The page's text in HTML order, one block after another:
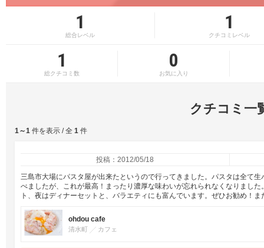
1
総合レベル
1
クチコミレベル
1
総クチコミ数
0
お気に入り
クチコミ一
1～1 件を表示 / 全 1 件
投稿：2012/05/18
三島市大場にパスタ屋が出来たというので行ってきました。パスタは全て
べましたが、これが最高！まったり濃厚な味わいが忘れられなくなりまし
ト、夜はディナーセットと、バラエティにも富んでいます。ぜひお勧め！
ohdou cafe
清水町 カフェ